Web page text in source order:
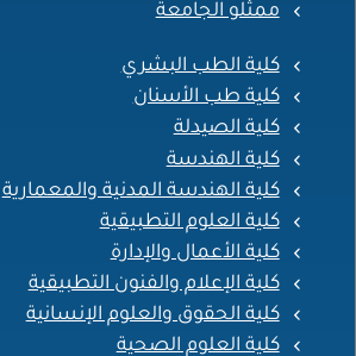
ممثلو الجامعة
كلية الطب البشري
كلية طب الأسنان
كلية الصيدلة
كلية الهندسة
كلية الهندسة المدنية والمعمارية
كلية العلوم التطبيقية
كلية الأعمال والإدارة
كلية الإعلام والفنون التطبيقية
كلية الحقوق والعلوم الإنسانية
كلية العلوم الصحية